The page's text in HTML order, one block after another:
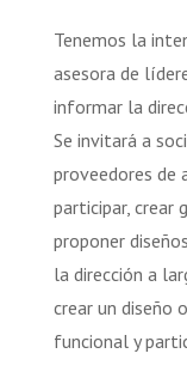
Tenemos la
asesora de
informar la
Se invitará a
proveedores de
participar, crear
proponer
la dirección a
crear un diseño
funcional y